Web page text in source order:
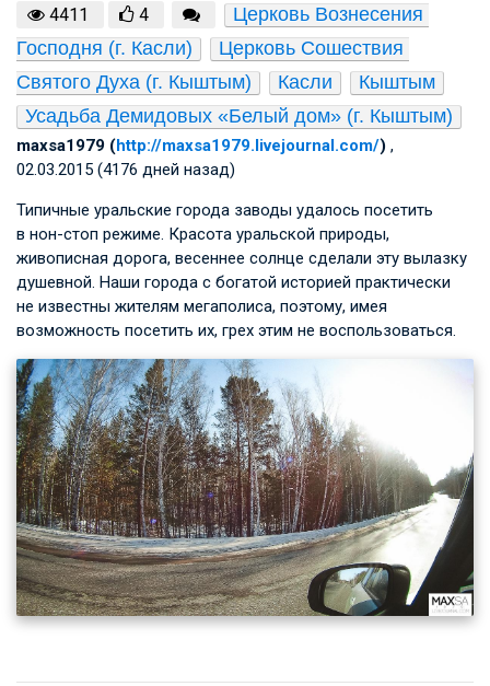
4411 4
Церковь Вознесения
Господня (г. Касли)
Церковь Сошествия
Святого Духа (г. Кыштым)
Касли
Кыштым
Усадьба Демидовых «Белый дом» (г. Кыштым)
maxsa1979 (http://maxsa1979.livejournal.com/) ,
02.03.2015 (4176 дней назад)
Типичные уральские города заводы удалось посетить
в нон-стоп режиме. Красота уральской природы,
живописная дорога, весеннее солнце сделали эту вылазку
душевной. Наши города с богатой историей практически
не известны жителям мегаполиса, поэтому, имея
возможность посетить их, грех этим не воспользоваться.